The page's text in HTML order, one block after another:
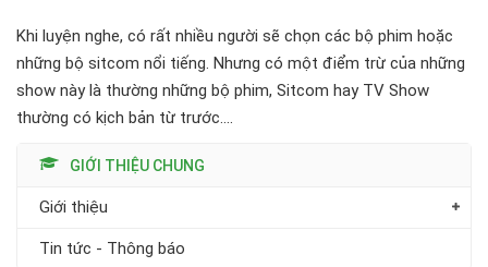
Khi luyện nghe, có rất nhiều người sẽ chọn các bộ phim hoặc
những bộ sitcom nổi tiếng. Nhưng có một điểm trừ của những
show này là thường những bộ phim, Sitcom hay TV Show
thường có kịch bản từ trước....
GIỚI THIỆU CHUNG
Giới thiệu
Tin tức - Thông báo